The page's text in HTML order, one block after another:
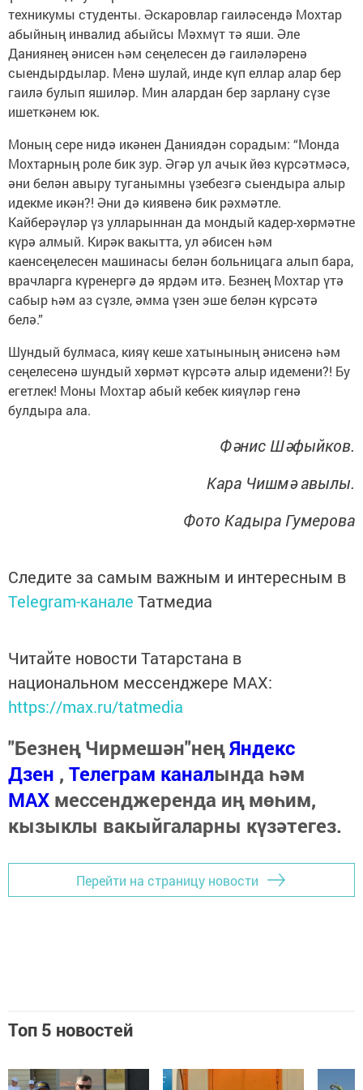
техникумы студенты. Әскаровлар гаиләсендә Мохтар
абыйның инвалид абыйсы Мәхмүт тә яши. Әле
Даниянең әнисен һәм сеңелесен дә гаиләләренә
сыендырдылар. Менә шулай, инде күп еллар алар бер
гаилә булып яшиләр. Мин алардан бер зарлану сүзе
ишеткәнем юк.
Моның сере нидә икәнен Даниядән сорадым: “Монда
Мохтарның роле бик зур. Әгәр ул ачык йөз күрсәтмәсә,
әни белән авыру туганымны үзебезгә сыендыра алыр
идекме икән?! Әни дә киявенә бик рәхмәтле.
Кайберәүләр үз улларыннан да мондый кадер-хөрмәтне
күрә алмый. Кирәк вакытта, ул әбисен һәм
каенсеңелесен машинасы белән больницага алып бара,
врачларга күренергә дә ярдәм итә. Безнең Мохтар үтә
сабыр һәм аз сүзле, әмма үзен эше белән күрсәтә
белә.”
Шундый булмаса, кияү кеше хатынының әнисенә һәм
сеңелесенә шундый хөрмәт күрсәтә алыр идемени?! Бу
егетлек! Моны Мохтар абый кебек кияүләр генә
булдыра ала.
Фәнис Шәфыйков.
Кара Чишмә авылы.
Фото Кадыра Гумерова
Следите за самым важным и интересным в
Telegram-канале Татмедиа
Читайте новости Татарстана в
национальном мессенджере MАХ:
https://max.ru/tatmedia
"Безнең Чирмешән"неңЯндекс
Дзен , Телеграм каналында һәм
МАХ мессенджеренда иң мөһим,
кызыклы вакыйгаларны күзәтегез.
Перейти на страницу новости
Топ 5 новостей